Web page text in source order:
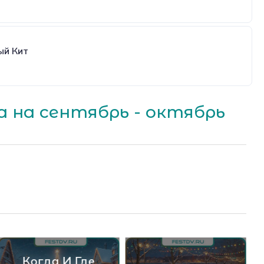
Кит
сентябрь - октябрь
Когда И Где